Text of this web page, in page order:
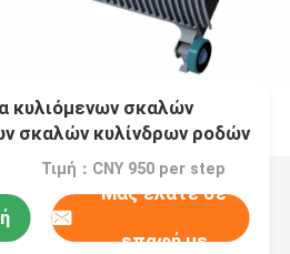
κυλιόμενων σκαλών
σκαλών κυλίνδρων ροδών
Τιμή：CNY 950 per step
Μας ελάτε σε
επαφή με